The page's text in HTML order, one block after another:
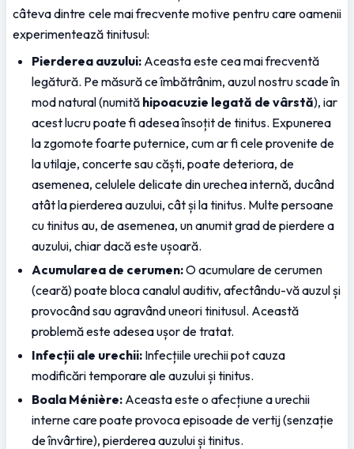
câteva dintre cele mai frecvente motive pentru care oamenii
experimentează tinitusul:
Pierderea auzului: Aceasta este cea mai frecventă
legătură. Pe măsură ce îmbătrânim, auzul nostru scade în
mod natural (numită hipoacuzie legată de vârstă), iar
acest lucru poate fi adesea însoțit de tinitus. Expunerea
la zgomote foarte puternice, cum ar fi cele provenite de
la utilaje, concerte sau căști, poate deteriora, de
asemenea, celulele delicate din urechea internă, ducând
atât la pierderea auzului, cât și la tinitus. Multe persoane
cu tinitus au, de asemenea, un anumit grad de pierdere a
auzului, chiar dacă este ușoară.
Acumularea de cerumen: O acumulare de cerumen
(ceară) poate bloca canalul auditiv, afectându-vă auzul și
provocând sau agravând uneori tinitusul. Această
problemă este adesea ușor de tratat.
Infecții ale urechii: Infecțiile urechii pot cauza
modificări temporare ale auzului și tinitus.
Boala Ménière: Aceasta este o afecțiune a urechii
interne care poate provoca episoade de vertij (senzație
de învârtire), pierderea auzului și tinitus.